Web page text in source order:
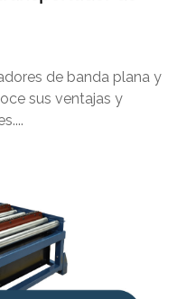
de banda plana y
sus ventajas y